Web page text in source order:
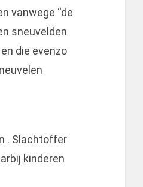
vanwege “de
sneuvelden
die evenzo
. Slachtoffer
kinderen